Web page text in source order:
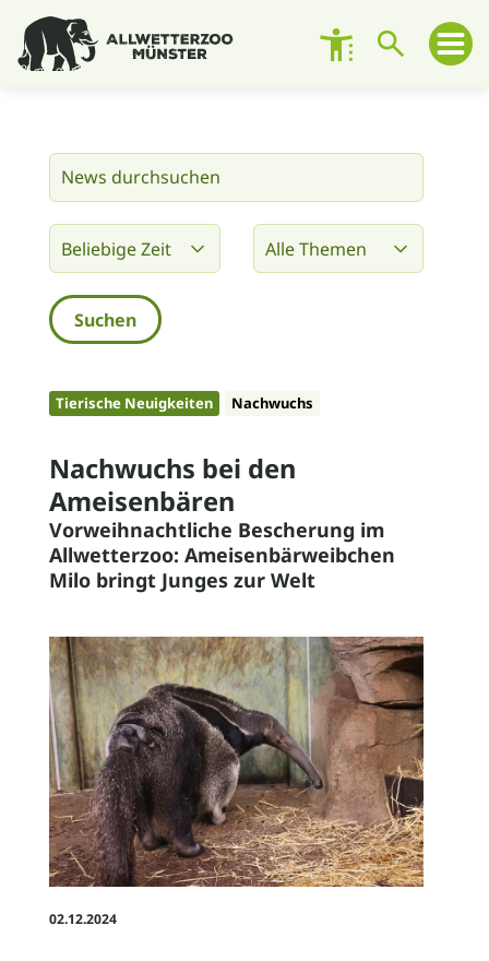
Tierische Neuigkeiten Nachwuchs
Nachwuchs bei den
Ameisenbären
Vorweihnachtliche Bescherung im
Allwetterzoo: Ameisenbärweibchen
Milo bringt Junges zur Welt
02.12.2024
Besuch planen
Zoo entdecken
Zoo erleben
Engagement
Kontakt und Ansprechpersonen
News
Geschichte
Zoo-Ordnung